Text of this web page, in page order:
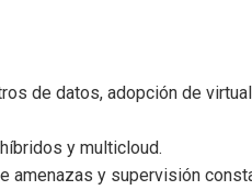
de datos, adopción de
y multicloud.
amenazas y supervisión